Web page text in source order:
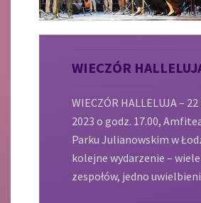
WIECZÓR
WIECZÓR HALLELUJA –
2023 o godz. 17.00,
Parku Julianowskim w
kolejne wydarzenie – wiele
zespołów, jedno